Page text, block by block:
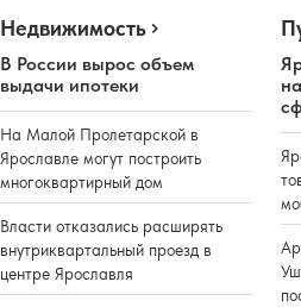
Недвижимость
В России вырос объем
выдачи ипотеки
На Малой Пролетарской в
Ярославле могут построить
многоквартирный дом
Власти отказались расширять
внутриквартальный проезд в
центре Ярославля